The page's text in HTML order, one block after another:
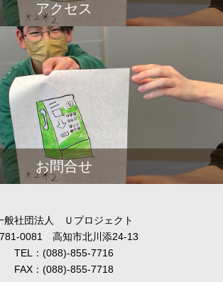
アクセス
お問合せ
般社団法人 Ｕプロジェクト
0081 高知市北川添24-13
TEL：(088)-855-7716
FAX：(088)-855-7718